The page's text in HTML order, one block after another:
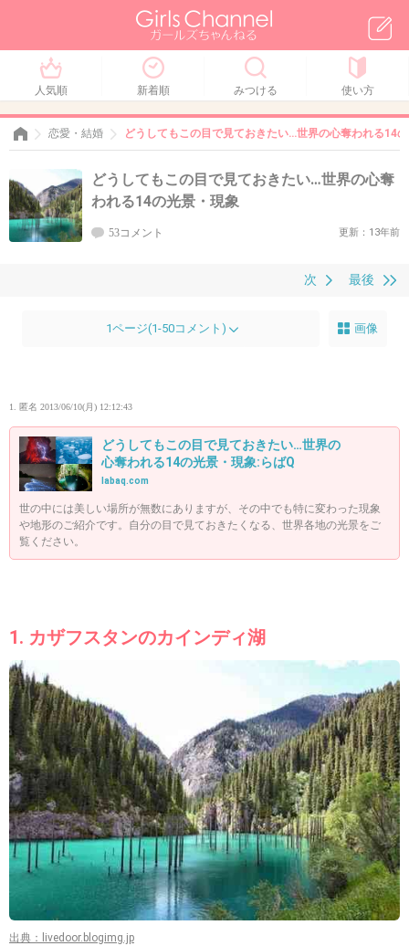
人気順 新着順 みつける 使い方
恋愛・結婚 どうしてもこの目で見ておきたい…世界の心奪われる14
どうしてもこの目で見ておきたい…世界の心奪
われる14の光景・現象
53コメント 更新：13年前
最後
次
1ページ(1-50コメント) 画像
1. 匿名 2013/06/10(月) 12:12:43
どうしてもこの目で見ておきたい…世界の
心奪われる14の光景・現象:らばQ
labaq.com
世の中には美しい場所が無数にありますが、その中でも特に変わった現象
や地形のご紹介です。自分の目で見ておきたくなる、世界各地の光景をご
覧ください。
1. カザフスタンのカインディ湖
出典：livedoor.blogimg.jp